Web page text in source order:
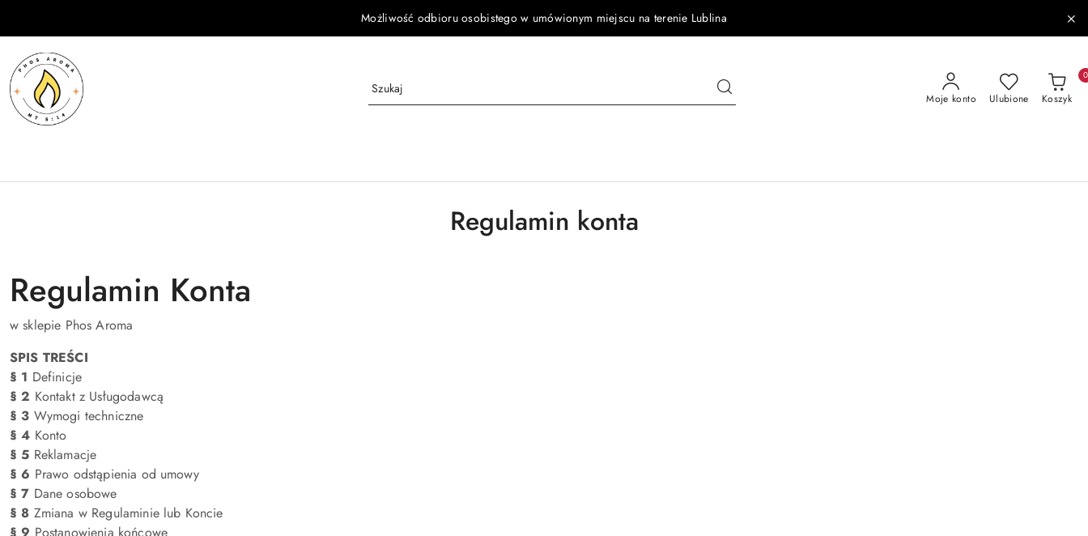
Możliwość odbioru osobistego w umówionym miejscu na terenie Lublina
Moje konto Ulubione Koszyk
0
Regulamin konta
Regulamin Konta
w sklepie Phos Aroma
SPIS TREŚCI
§ 1 Definicje
§ 2 Kontakt z Usługodawcą
§ 3 Wymogi techniczne
§ 4 Konto
§ 5 Reklamacje
§ 6 Prawo odstąpienia od umowy
§ 7 Dane osobowe
§ 8 Zmiana w Regulaminie lub Koncie